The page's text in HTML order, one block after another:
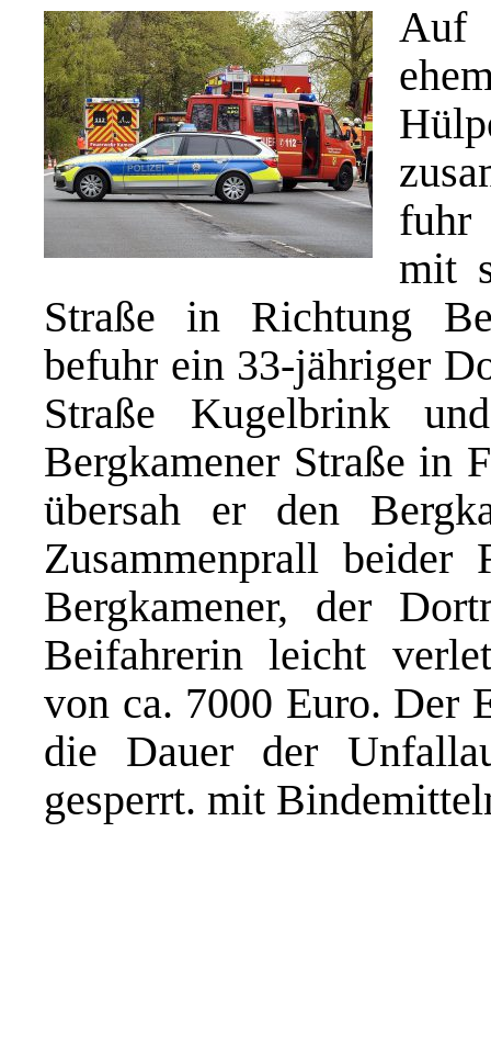
Auf
fuhr
mit
Straße in Richtung
befuhr ein 33-jähriger
Straße Kugelbrink
Bergkamener Straße in
übersah er den
Zusammenprall beider
Bergkamener, der
Beifahrerin leicht
von ca. 7000 Euro. Der
die Dauer der
gesperrt. mit